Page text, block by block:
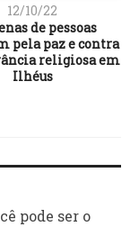
12/10/22
de pessoas
pela paz e contra
religiosa em
Ilhéus
pode ser o